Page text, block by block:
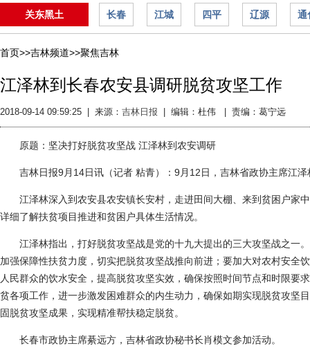
关东黑土 长春 江城 四平 辽源 通
首页>>吉林频道>>聚焦吉林
江泽林到长春农安县调研脱贫攻坚工作
2018-09-14 09:59:25 来源： 吉林日报 编辑：杜伟 | 责编：葛宁远
原题：坚决打好脱贫攻坚战 江泽林到农安调研
吉林日报9月14日讯（记者 粘青）：9月12日，吉林省政协主席江泽
江泽林深入到农安县农安镇长安村，走进田间大棚、来到贫困户家
详细了解扶贫项目推进和贫困户具体生活情况。
江泽林指出，打好脱贫攻坚战是党的十九大提出的三大攻坚战之一
加强保障性扶贫力度，切实把脱贫攻坚战推向前进；要加大对农村安全
人民群众的饮水安全，提高脱贫攻坚实效，确保按照时间节点和时限要
贫各项工作，进一步激发困难群众的内生动力，确保如期实现脱贫攻坚
固脱贫攻坚成果，实现精准帮扶稳定脱贫。
长春市政协主席綦远方，吉林省政协秘书长肖模文参加活动。